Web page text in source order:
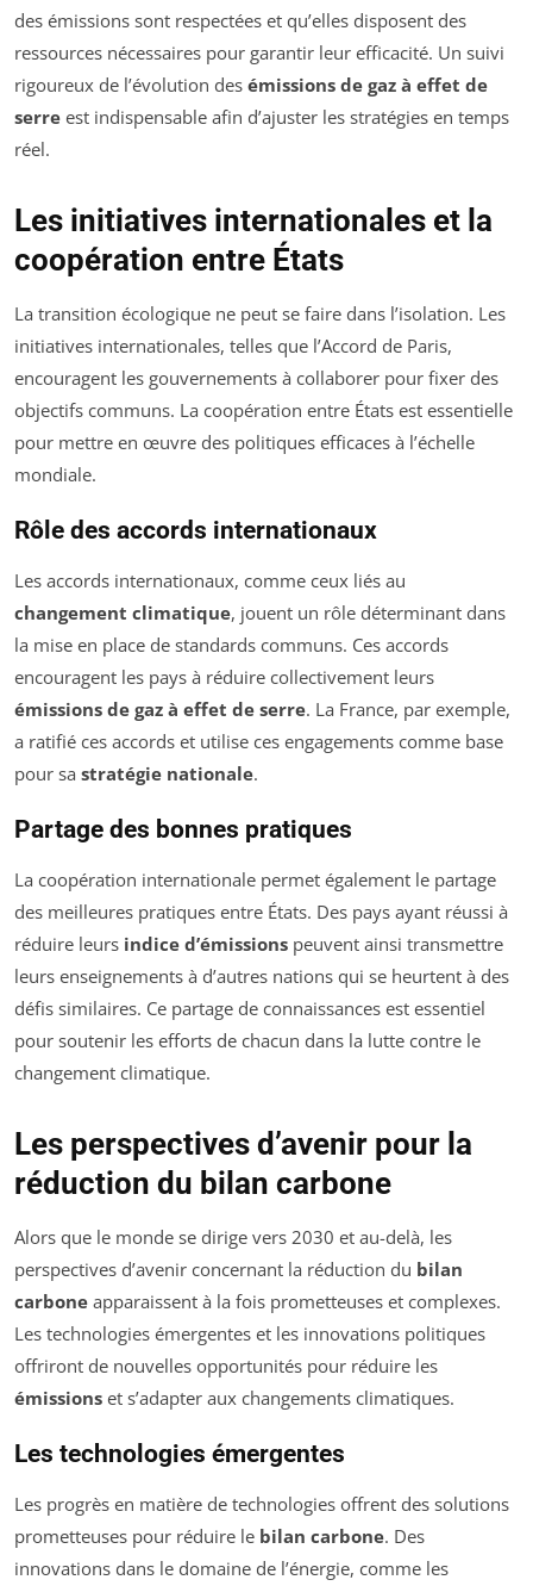
des émissions sont respectées et qu’elles disposent des
ressources nécessaires pour garantir leur efficacité. Un suivi
rigoureux de l’évolution des émissions de gaz à effet de
serre est indispensable afin d’ajuster les stratégies en temps
réel.
Les initiatives internationales et la
coopération entre États
La transition écologique ne peut se faire dans l’isolation. Les
initiatives internationales, telles que l’Accord de Paris,
encouragent les gouvernements à collaborer pour fixer des
objectifs communs. La coopération entre États est essentielle
pour mettre en œuvre des politiques efficaces à l’échelle
mondiale.
Rôle des accords internationaux
Les accords internationaux, comme ceux liés au
changement climatique, jouent un rôle déterminant dans
la mise en place de standards communs. Ces accords
encouragent les pays à réduire collectivement leurs
émissions de gaz à effet de serre. La France, par exemple,
a ratifié ces accords et utilise ces engagements comme base
pour sa stratégie nationale.
Partage des bonnes pratiques
La coopération internationale permet également le partage
des meilleures pratiques entre États. Des pays ayant réussi à
réduire leurs indice d’émissions peuvent ainsi transmettre
leurs enseignements à d’autres nations qui se heurtent à des
défis similaires. Ce partage de connaissances est essentiel
pour soutenir les efforts de chacun dans la lutte contre le
changement climatique.
Les perspectives d’avenir pour la
réduction du bilan carbone
Alors que le monde se dirige vers 2030 et au-delà, les
perspectives d’avenir concernant la réduction du bilan
carbone apparaissent à la fois prometteuses et complexes.
Les technologies émergentes et les innovations politiques
offriront de nouvelles opportunités pour réduire les
émissions et s’adapter aux changements climatiques.
Les technologies émergentes
Les progrès en matière de technologies offrent des solutions
prometteuses pour réduire le bilan carbone. Des
innovations dans le domaine de l’énergie, comme les